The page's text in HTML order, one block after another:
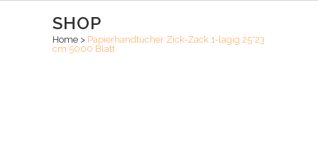
SHOP
Home > Papierhandtücher Zick-Zack 1-lagig 25*23
cm 5000 Blatt